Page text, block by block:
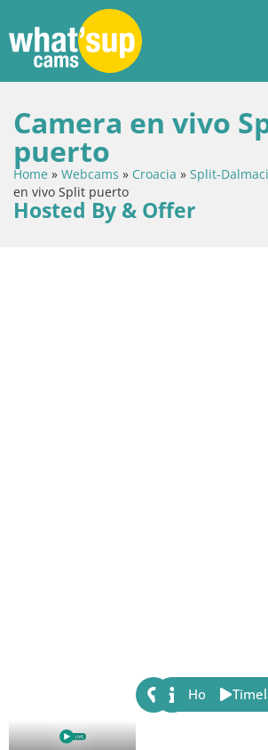
Camera en vivo
puerto
Home » Webcams » Croacia » Split-
en vivo Split puerto
Hosted By & Offer
Host